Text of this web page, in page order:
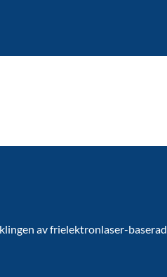
av frielektronlaser-baserad